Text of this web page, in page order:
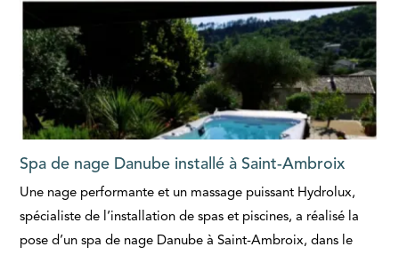
Spa de nage Danube installé à Saint-Ambroix
Une nage performante et un massage puissant Hydrolux,
spécialiste de l’installation de spas et piscines, a réalisé la
pose d’un spa de nage Danube à Saint-Ambroix, dans le